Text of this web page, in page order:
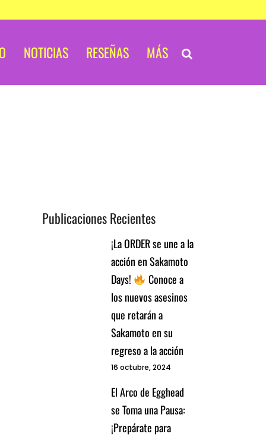
NOTICIAS RESEÑAS MÁS
Publicaciones Recientes
¡La ORDER se une a la
acción en Sakamoto
Days!
Conoce a
los nuevos asesinos
que retarán a
Sakamoto en su
regreso a la acción
16 octubre, 2024
El Arco de Egghead
se Toma una Pausa:
¡Prepárate para